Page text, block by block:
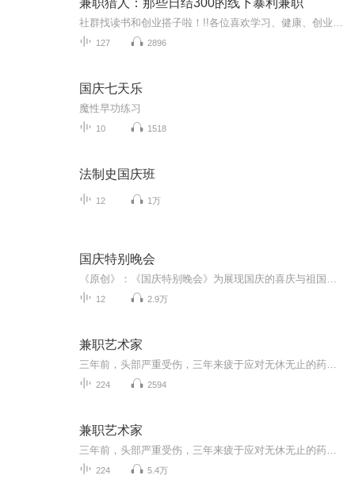
127 2896
国庆七天乐
魔性早功练习
10 1518
法制史国庆班
12 1万
国庆特别晚会
12 2.9万
兼职艺术家
224 2594
兼职艺术家
224 5.4万